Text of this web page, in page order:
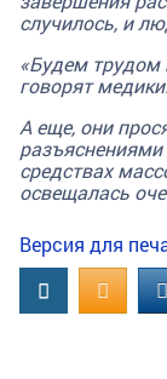
случилось, и
«Будем трудом
говорят медики.
А еще, они
разъяснениями
средствах
освещалась
Версия для
ВконтактеOK.RU